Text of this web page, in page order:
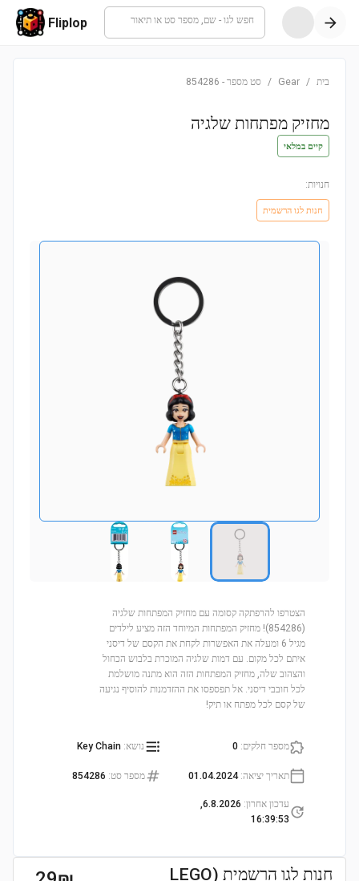
חפש לגו - שם, מספר סט או תיאור Fliplop
בית /
Gear
/ סט מספר -
854286
מחזיק מפתחות שלגיה
קיים במלאי
חנויות:
חנות לגו הרשמית
הצטרפו להרפתקה קסומה עם מחזיק המפתחות שלגיה
(854286)! מחזיק המפתחות המיוחד הזה מציע לילדים
מגיל 6 ומעלה את האפשרות לקחת את הקסם של דיסני
איתם לכל מקום. עם דמות שלגיה המוכרת בלבוש הכחול
והצהוב שלה, מחזיק המפתחות הזה הוא מתנה מושלמת
לכל חובבי דיסני. אל תפספסו את ההזדמנות להוסיף נגיעה
של קסם לכל מפתח או תיק!
מספר חלקים:
0 נושא:
Key Chain
תאריך יציאה:
01.04.2024 מספר סט:
854286
עדכון אחרון:
6.8.2026,
16:39:53
חנות לגו הרשמית (LEGO